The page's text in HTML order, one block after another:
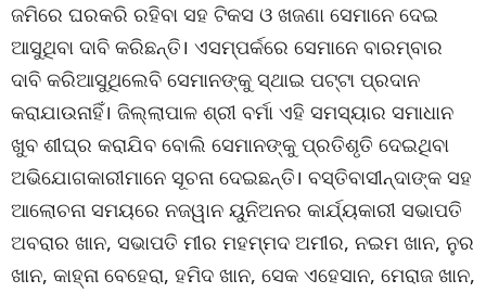
ଜମିରେ ଘରକରି ରହିବା ସହ ଟିକସ ଓ ଖଜଣା ସେମାନେ ଦେଇ
ଆସୁଥିବା ଦାବି କରିଛନ୍ତି। ଏସମ୍ପର୍କରେ ସେମାନେ ବାରମ୍ବାର
ଦାବି କରିଆସୁଥିଲେବି ସେମାନଙ୍କୁ ସ୍ଥାଇ ପଟ୍ଟା ପ୍ରଦାନ
କରାଯାଉନାହିଁ। ଜିଲ୍ଲାପାଳ ଶ୍ରୀ ବର୍ମା ଏହି ସମସ୍ୟାର ସମାଧାନ
ଖୁବ ଶୀଘ୍ର କରାଯିବ ବୋଲି ସେମାନଙ୍କୁ ପ୍ରତିଶୃତି ଦେଇଥିବା
ଅଭିଯୋଗକାରୀମାନେ ସୂଚନା ଦେଇଛନ୍ତି। ବସ୍ତିବାସୀନ୍ଦାଙ୍କ ସହ
ଆଲୋଚନା ସମୟରେ ନଜୱାନ ୟୁନିଅନର କାର୍ଯ୍ୟକାରୀ ସଭାପତି
ଅବରାର ଖାନ, ସଭାପତି ମୀର ମହମ୍ମଦ ଅମୀର, ନଇମ ଖାନ, ନୁର
ଖାନ, କାହ୍ନା ବେହେରା, ହମିଦ ଖାନ, ସେକ ଏହେସାନ, ମେରାଜ ଖାନ,